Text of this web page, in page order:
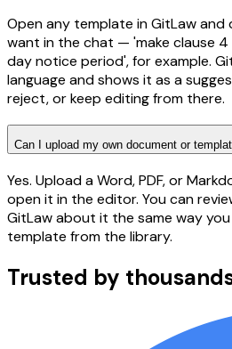
Open any template in GitLaw
want in the chat — 'make clause
day notice period', for example.
language and shows it as a
reject, or keep editing from there.
Can I upload my own document or
Yes. Upload a Word, PDF, or
open it in the editor. You can
GitLaw about it the same way
template from the library.
Trusted by